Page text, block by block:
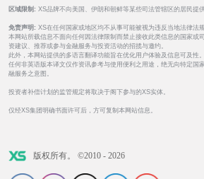
区域限制: XS品牌不向美国、伊朗和朝鲜等某些司法管辖区的居民提供
免责声明: XS在任何国家或地区均不从事可能被视为违反当地法律法
本网站所载信息不面向任何因法律限制而禁止接收此类信息的国家或
资建议、推荐或参与金融服务与投资活动的招揽与邀约。
此外，本网站提供的多语言翻译功能旨在优化用户体验及信息可及性。
任何非英语版本译文仅作资讯参考与使用便利之用途，绝无向特定国
融服务之意图。
投资者补偿计划的监管规定将取决于阁下参与的XS实体。
仅经XS集团明确书面许可后，方可复制本网站信息。
版权所有。 ©2010 - 2026